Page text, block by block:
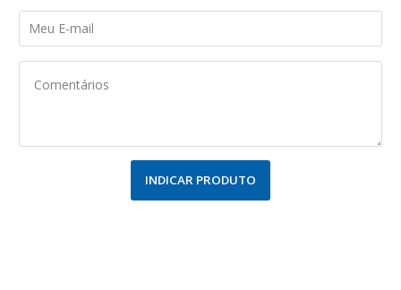
INDICAR PRODUTO